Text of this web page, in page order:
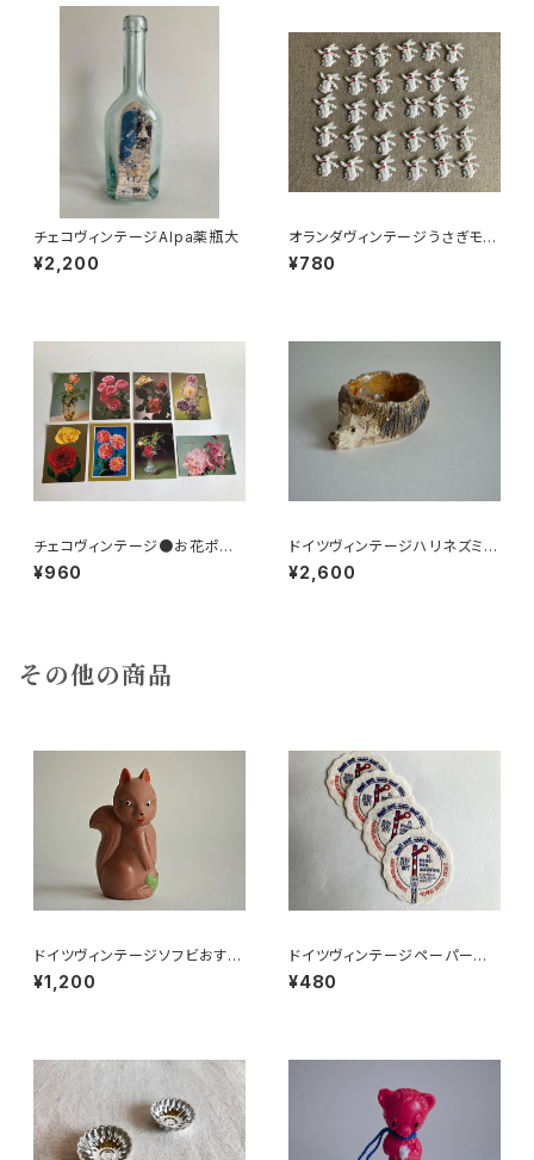
チェコヴィンテージAlpa薬瓶大
¥2,200
オランダヴィンテージうさぎモチ
ーフプラパーツ30個セットNo19
9
¥780
チェコヴィンテージ●お花ポスト
カード8枚組
¥960
ドイツヴィンテージハリネズミの
小皿a
¥2,600
その他の商品
ドイツヴィンテージソフビおすま
しネコ？B7
¥1,200
ドイツヴィンテージペーパーコ
ースター鉄道4枚組
¥480